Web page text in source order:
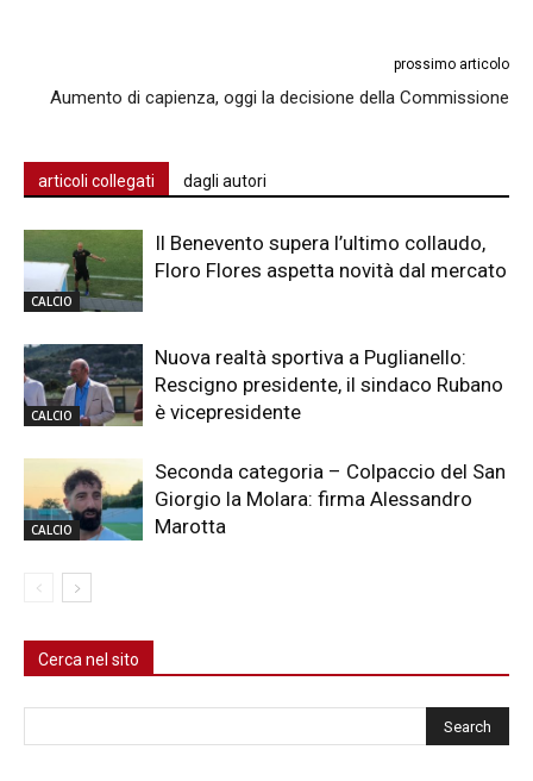
prossimo articolo
Aumento di capienza, oggi la decisione della Commissione
articoli collegati dagli autori
CALCIO
Il Benevento supera l’ultimo collaudo,
Floro Flores aspetta novità dal mercato
CALCIO
Nuova realtà sportiva a Puglianello:
Rescigno presidente, il sindaco Rubano
è vicepresidente
CALCIO
Seconda categoria – Colpaccio del San
Giorgio la Molara: firma Alessandro
Marotta
Cerca nel sito